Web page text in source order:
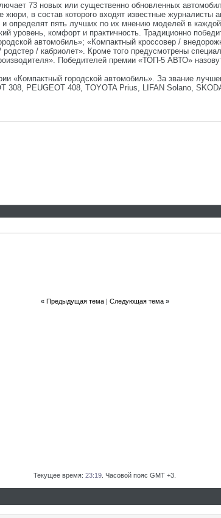
73 новых или существенно обновленных
жюри, в состав которого входят известные
определят пять лучших по их мнению моделей в
уровень, комфорт и практичность. Традиционно
автомобиль»; «Компактный кроссовер /
/ кабриолет». Кроме того предусмотрены
Победителей премии «ТОП-5 АВТО»
«Компактный городской автомобиль». За звание
308, PEUGEOT 408, TOYOTA Prius, LIFAN Solano,
« Предыдущая тема| Следующая тема »
Текущее время: 23:19 . Часовой пояс GMT +3.